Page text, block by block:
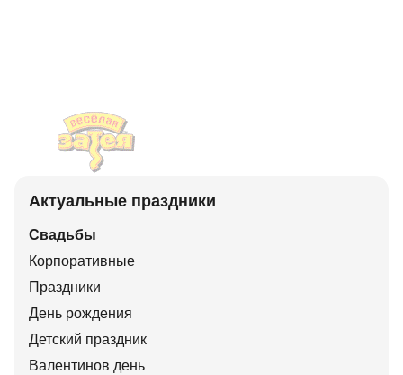
Актуальные праздники
Свадьбы
Корпоративные
Праздники
День рождения
Детский праздник
Валентинов день